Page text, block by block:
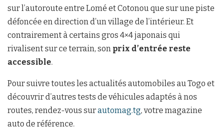
sur l’autoroute entre Lomé et Cotonou que sur une piste
défoncée en direction d’un village de l’intérieur. Et
contrairement à certains gros 4×4 japonais qui
rivalisent sur ce terrain, son prix d’entrée reste
accessible.
Pour suivre toutes les actualités automobiles au Togo et
découvrir d’autres tests de véhicules adaptés à nos
routes, rendez-vous surautomag.tg, votre magazine
auto de référence.